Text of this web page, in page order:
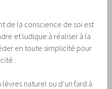
de la conscience de soi est
et ludique à réaliser à la
en toute simplicité pour
:
lèvres naturel ou d’un fard à